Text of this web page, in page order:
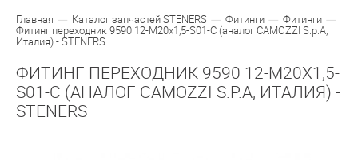
Главная Каталог запчастей STENERS Фитинги
Фитинги
Фитинг переходник 9590 12-M20x1,5-S01-C (аналог CAMOZZI S.p.A,
Италия) - STENERS
ФИТИНГ ПЕРЕХОДНИК 9590 12-M20X1,5-
S01-C (АНАЛОГ CAMOZZI S.P.A, ИТАЛИЯ) -
STENERS